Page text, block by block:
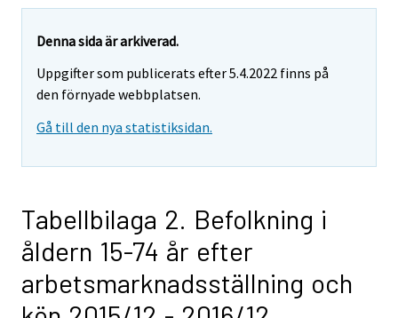
Denna sida är arkiverad.
Uppgifter som publicerats efter 5.4.2022 finns på
den förnyade webbplatsen.
Gå till den nya statistiksidan.
Tabellbilaga 2. Befolkning i
åldern 15-74 år efter
arbetsmarknadsställning och